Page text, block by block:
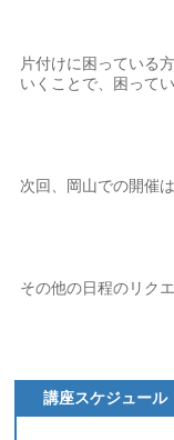
片付けに困っている
いくことで、困って
次回、岡山での開催
その他の日程のリク
講座スケジュール